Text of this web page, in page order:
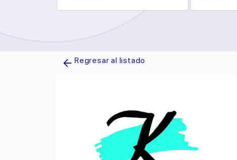
Regresar al listado